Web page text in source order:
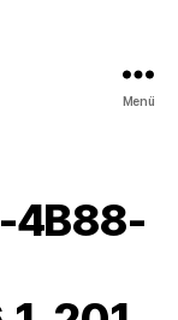
Menü
4B88-